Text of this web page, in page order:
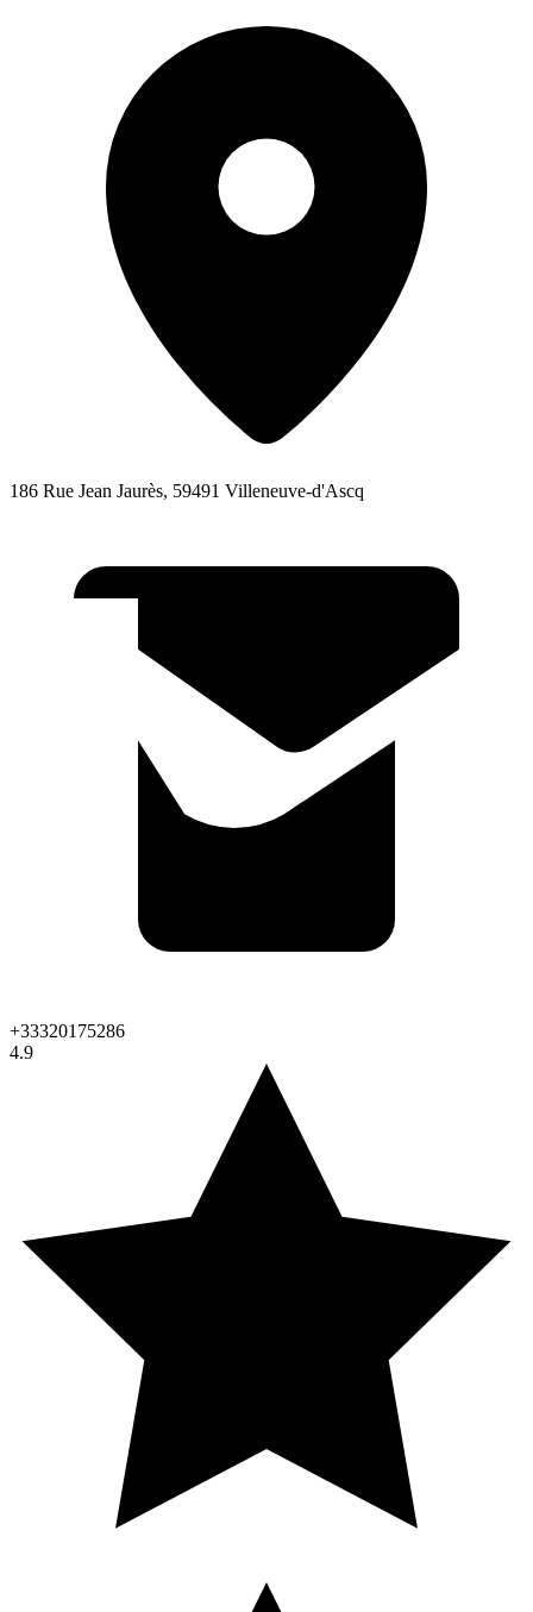
186 Rue Jean Jaurès, 59491 Villeneuve-d'Ascq
+33320175286
4.9